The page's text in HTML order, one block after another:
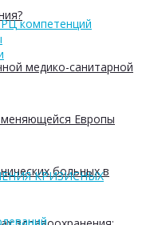
медико-санитарной
Европы
больных в
компетенций
КРИЗИСНЫХ